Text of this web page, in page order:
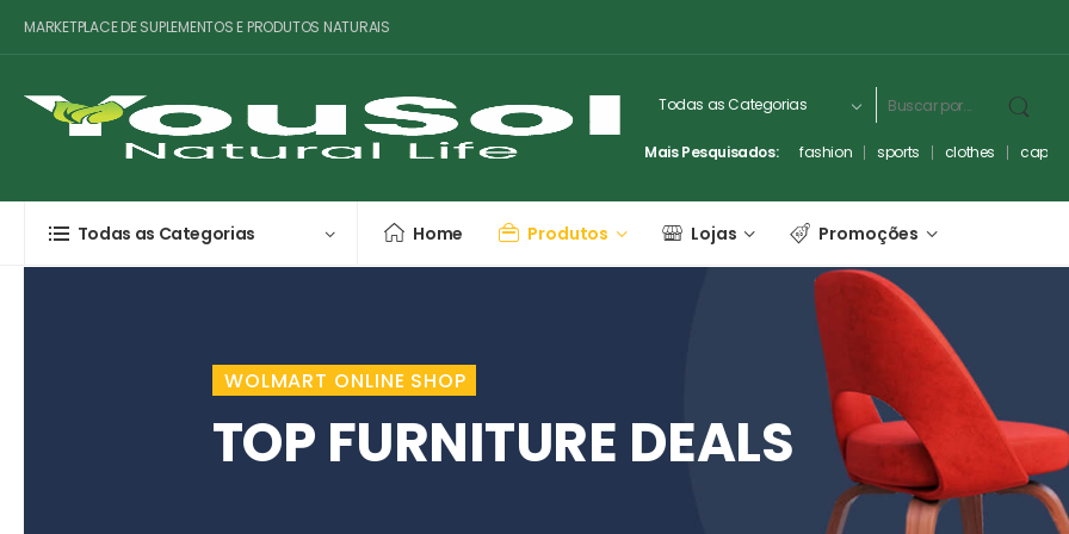
MARKETPLACE DE SUPLEMENTOS E PRODUTOS NATURAIS
Mais Pesquisados: fashion sports clothes
Todas as Categorias Home Produtos Lojas Promoções
WOLMART ONLINE SHOP
TOP FURNITURE DEALS